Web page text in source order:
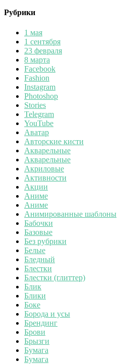
Рубрики
1 мая
1 сентября
23 февраля
8 марта
Facebook
Fashion
Instagram
Photoshop
Stories
Telegram
YouTube
Аватар
Авторские кисти
Акварельные
Акварельные
Акриловые
Активности
Акции
Аниме
Аниме
Анимированные шаблоны
Бабочки
Базовые
Без рубрики
Белые
Бледный
Блестки
Блестки (глиттер)
Блик
Блики
Боке
Борода и усы
Брендинг
Брови
Брызги
Бумага
Бумага